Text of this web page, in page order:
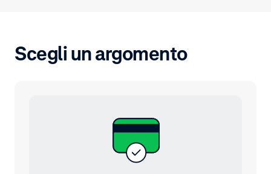
Scegli un argomento